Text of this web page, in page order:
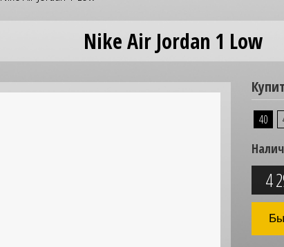
Nike Air Jordan 1 Low
40
4